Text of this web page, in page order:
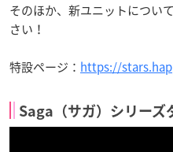
そのほか、新ユニットについ
さい！
特設ページ： https://
Saga（サガ）シリーズ